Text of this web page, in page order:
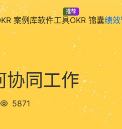
案例库软件工具
推荐
OKR 锦囊绩
协同工作
5871